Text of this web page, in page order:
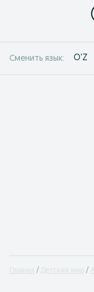
Сменить язык: O'Z
Главная Детский мир